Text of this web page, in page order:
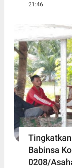
21:46
Babinsa
0208/